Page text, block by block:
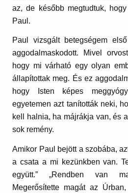
az, de később megtudtuk,
Paul.
Paul vizsgált betegségem
aggodalmaskodott. Mivel
hogy mi várható egy olyan
állapítottak meg. És ez
hogy Isten képes
egyetemen azt tanították neki,
kell halnia, ha májrákja van, és
sok remény.
Amikor Paul bejött a szobába,
a csata a mi kezünkben van.
együtt.” „Rendben van
Megerősítette magát az